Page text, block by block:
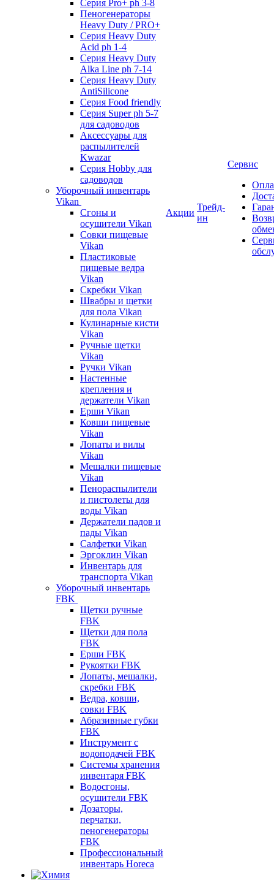
Серия Pro+ ph 3-8
Пеногенераторы
Heavy Duty / PRO+
Серия Heavy Duty
Acid ph 1-4
Серия Heavy Duty
Alka Line ph 7-14
Серия Heavy Duty
AntiSilicone
Серия Food friendly
Серия Super ph 5-7
для садоводов
Аксессуары для
распылителей
Kwazar
Серия Hobby для
садоводов
Уборочный инвентарь
Vikan
Сгоны и
осушители Vikan
Совки пищевые
Vikan
Пластиковые
пищевые ведра
Vikan
Скребки Vikan
Швабры и щетки
для пола Vikan
Кулинарные кисти
Vikan
Ручные щетки
Vikan
Ручки Vikan
Настенные
крепления и
держатели Vikan
Ерши Vikan
Ковши пищевые
Vikan
Лопаты и вилы
Vikan
Мешалки пищевые
Vikan
Пенораспылители
и пистолеты для
воды Vikan
Держатели падов и
пады Vikan
Салфетки Vikan
Эргоклин Vikan
Инвентарь для
транспорта Vikan
Уборочный инвентарь
FBK
Щетки ручные
FBK
Щетки для пола
FBK
Ерши FBK
Рукоятки FBK
Лопаты, мешалки,
скребки FBK
Ведра, ковши,
совки FBK
Абразивные губки
FBK
Инструмент с
водоподачей FBK
Системы хранения
инвентаря FBK
Водосгоны,
осушители FBK
Дозаторы,
перчатки,
пеногенераторы
FBK
Профессиональный
инвентарь Horeca
Акции
Трейд-
ин
Сервис